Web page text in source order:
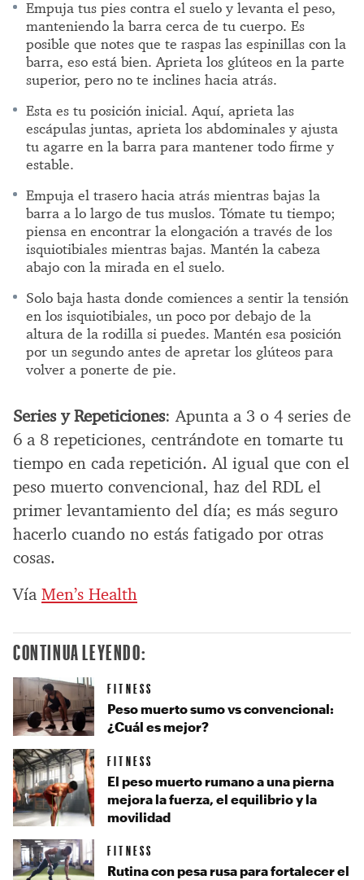
Empuja tus pies contra el suelo y levanta el peso,
manteniendo la barra cerca de tu cuerpo. Es
posible que notes que te raspas las espinillas con la
barra, eso está bien. Aprieta los glúteos en la parte
superior, pero no te inclines hacia atrás.
Esta es tu posición inicial. Aquí, aprieta las
escápulas juntas, aprieta los abdominales y ajusta
tu agarre en la barra para mantener todo firme y
estable.
Empuja el trasero hacia atrás mientras bajas la
barra a lo largo de tus muslos. Tómate tu tiempo;
piensa en encontrar la elongación a través de los
isquiotibiales mientras bajas. Mantén la cabeza
abajo con la mirada en el suelo.
Solo baja hasta donde comiences a sentir la tensión
en los isquiotibiales, un poco por debajo de la
altura de la rodilla si puedes. Mantén esa posición
por un segundo antes de apretar los glúteos para
volver a ponerte de pie.
Series y Repeticiones: Apunta a 3 o 4 series de
6 a 8 repeticiones, centrándote en tomarte tu
tiempo en cada repetición. Al igual que con el
peso muerto convencional, haz del RDL el
primer levantamiento del día; es más seguro
hacerlo cuando no estás fatigado por otras
cosas.
Vía Men’s Health
CONTINUA LEYENDO:
FITNESS
Peso muerto sumo vs convencional:
¿Cuál es mejor?
FITNESS
El peso muerto rumano a una pierna
mejora la fuerza, el equilibrio y la
movilidad
FITNESS
Rutina con pesa rusa para fortalecer el